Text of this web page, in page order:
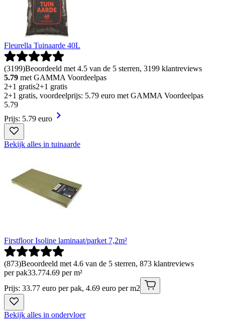
Fleurella Tuinaarde 40L
(3199)Beoordeeld met 4.5 van de 5 sterren, 3199 klantreviews
5.79 met GAMMA Voordeelpas
2+1 gratis2+1 gratis
2+1 gratis, voordeelprijs: 5.79 euro met GAMMA Voordeelpas
5.79
Prijs: 5.79 euro
Bekijk alles in tuinaarde
Firstfloor Isoline laminaat/parket 7,2m²
(873)Beoordeeld met 4.6 van de 5 sterren, 873 klantreviews
per pak33.774.69 per m²
Prijs: 33.77 euro per pak, 4.69 euro per m2
Bekijk alles in ondervloer